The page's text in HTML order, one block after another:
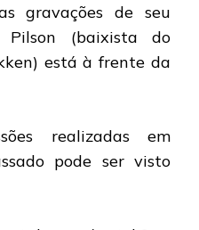
gravações de seu
Pilson (baixista do
está à frente da
realizadas em
pode ser visto